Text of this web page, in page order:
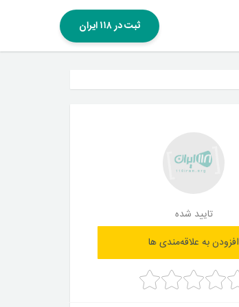
ثبت در ۱۱۸ ایران
تایید شده
افزودن به علاقه‌مندی ها